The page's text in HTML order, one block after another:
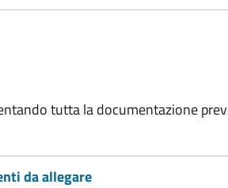
tutta la documentazione
da allegare